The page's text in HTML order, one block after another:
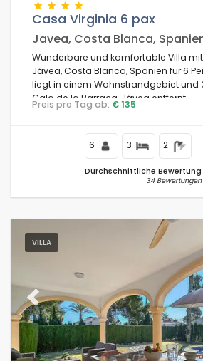
Casa Virginia 6 pax
Javea, Costa Blanca,
Wunderbare und komfortable Villa
Jávea, Costa Blanca, Spanien für 6
liegt in einem Wohnstrandgebiet und
Cala de la Barraca, Jávea entfernt.
Preis pro Tag ab: € 135
6 3 2
Durchschnittliche Bewertung
34 Bewertungen
VILLA
Previous